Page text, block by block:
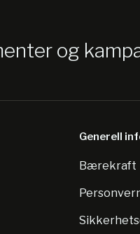
og
Generell
Bærekraft